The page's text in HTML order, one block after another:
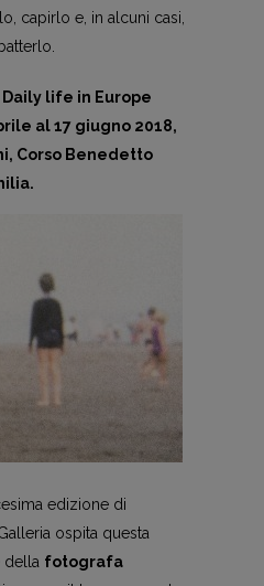
capirlo e, in alcuni casi,
life in Europe
al 17 giugno 2018,
Corso Benedetto
edizione di
ospita questa
della fotografa